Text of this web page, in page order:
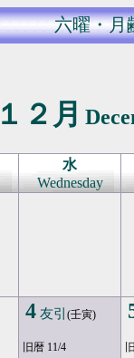
六曜・月
１２月
水
Wednesday
4 友引 (壬寅)
旧暦 11/4